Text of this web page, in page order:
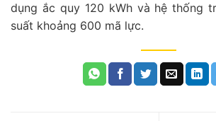
dụng ắc quy 120 kWh và hệ thống
suất khoảng 600 mã lực.